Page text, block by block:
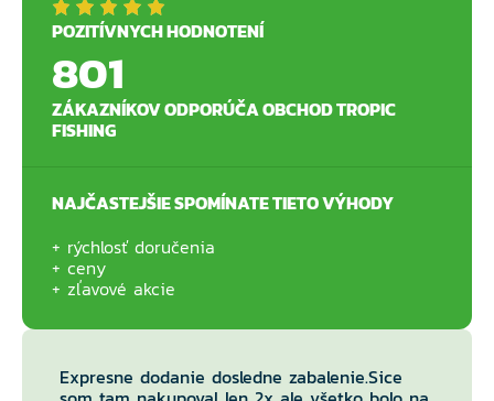
POZITÍVNYCH HODNOTENÍ
801
ZÁKAZNÍKOV ODPORÚČA OBCHOD TROPIC
FISHING
NAJČASTEJŠIE SPOMÍNATE TIETO VÝHODY
rýchlosť doručenia
ceny
zľavové akcie
Expresne dodanie dosledne zabalenie.Sice